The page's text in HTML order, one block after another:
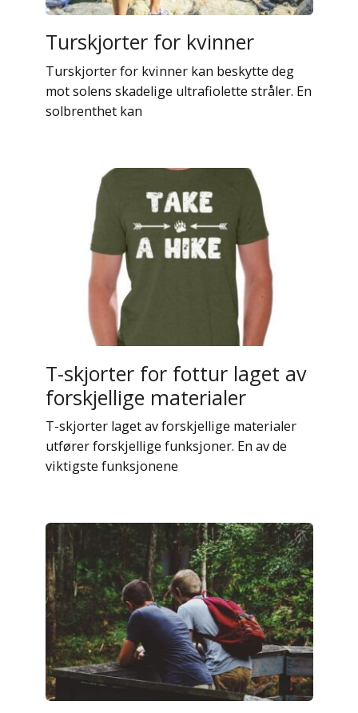
Turskjorter for kvinner
Turskjorter for kvinner kan beskytte deg
mot solens skadelige ultrafiolette stråler. En
solbrenthet kan
T-skjorter for fottur laget av
forskjellige materialer
T-skjorter laget av forskjellige materialer
utfører forskjellige funksjoner. En av de
viktigste funksjonene